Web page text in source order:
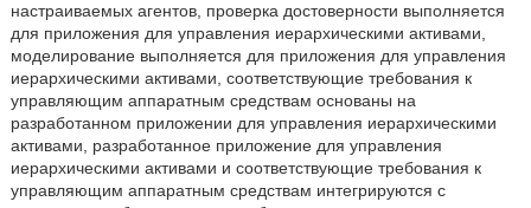
настраиваемых агентов, проверка достоверности выполняется
для приложения для управления иерархическими активами,
моделирование выполняется для приложения для управления
иерархическими активами, соответствующие требования к
управляющим аппаратным средствам основаны на
разработанном приложении для управления иерархическими
активами, разработанное приложение для управления
иерархическими активами и соответствующие требования к
управляющим аппаратным средствам интегрируются с